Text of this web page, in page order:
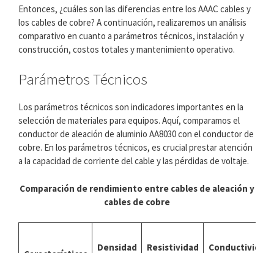
Entonces, ¿cuáles son las diferencias entre los AAAC cables y
los cables de cobre? A continuación, realizaremos un análisis
comparativo en cuanto a parámetros técnicos, instalación y
construcción, costos totales y mantenimiento operativo.
Parámetros Técnicos
Los parámetros técnicos son indicadores importantes en la
selección de materiales para equipos. Aquí, comparamos el
conductor de aleación de aluminio AA8030 con el conductor de
cobre. En los parámetros técnicos, es crucial prestar atención
a la capacidad de corriente del cable y las pérdidas de voltaje.
Comparación de rendimiento entre cables de aleación y
cables de cobre
Densidad
Resistividad
Conductividad